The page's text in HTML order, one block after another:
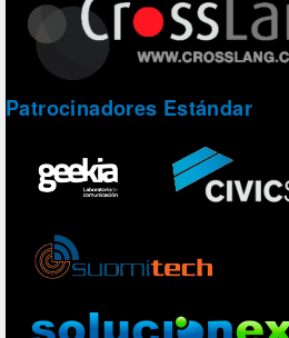
Patrocinadores Estándar